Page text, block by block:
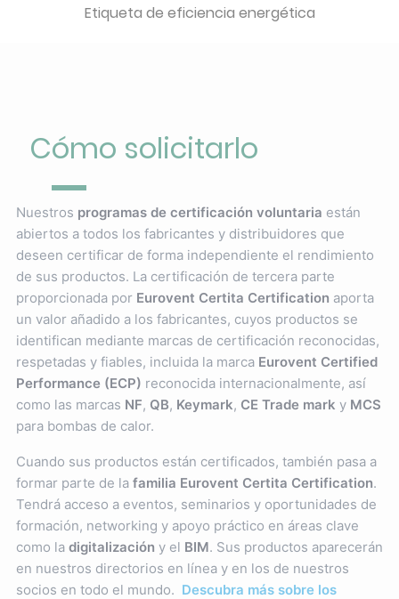
Etiqueta de eficiencia energética
Cómo solicitarlo
Nuestros programas de certificación voluntaria están
abiertos a todos los fabricantes y distribuidores que
deseen certificar de forma independiente el rendimiento
de sus productos. La certificación de tercera parte
proporcionada por Eurovent Certita Certification aporta
un valor añadido a los fabricantes, cuyos productos se
identifican mediante marcas de certificación reconocidas,
respetadas y fiables, incluida la marca Eurovent Certified
Performance (ECP) reconocida internacionalmente, así
como las marcas NF, QB, Keymark, CE Trade mark y MCS
para bombas de calor.
Cuando sus productos están certificados, también pasa a
formar parte de la familia Eurovent Certita Certification.
Tendrá acceso a eventos, seminarios y oportunidades de
formación, networking y apoyo práctico en áreas clave
como la digitalización y el BIM. Sus productos aparecerán
en nuestros directorios en línea y en los de nuestros
socios en todo el mundo. Descubra más sobre los